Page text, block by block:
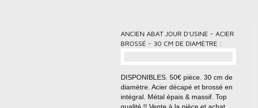
ANCIEN ABAT JOUR D'USINE - ACIER
BROSSÉ - 30 CM DE DIAMÈTRE :
DISPONIBLES. 50€ pièce. 30 cm de
diamètre. Acier décapé et brossé en
intégral. Métal épais & massif. Top